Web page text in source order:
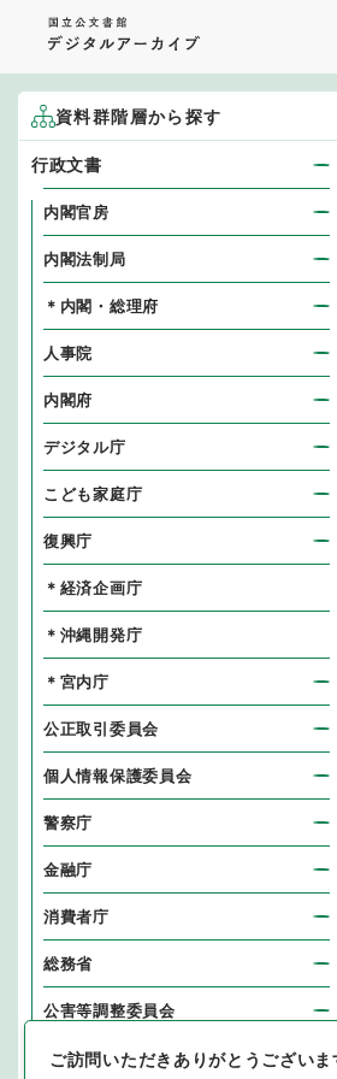
資料群階層から探す
行政文書
内閣官房
内閣法制局
＊内閣・総理府
人事院
内閣府
デジタル庁
こども家庭庁
復興庁
＊経済企画庁
＊沖縄開発庁
＊宮内庁
公正取引委員会
個人情報保護委員会
警察庁
金融庁
消費者庁
総務省
公害等調整委員会
消防庁
ご訪問いただきありがとうござい